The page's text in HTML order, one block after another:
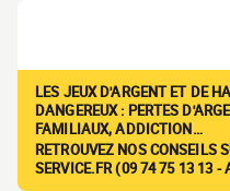
LES JEUX D'ARGENT ET DE
DANGEREUX : PERTES
FAMILIAUX, ADDICTION…
RETROUVEZ NOS CONSEILS
SERVICE.FR (09 74 75 13 13 -